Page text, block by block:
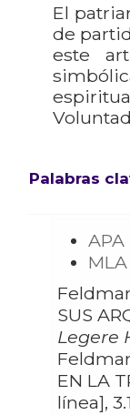
El
de
este
Palabras
APA
MLA
Feldmann, R. (2015).
SUS
Legere
Feldmann, Roberto.
EN LA